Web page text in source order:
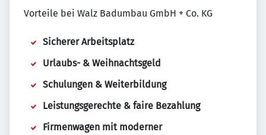
Vorteile bei Walz Badumbau GmbH + Co. KG
Sicherer Arbeitsplatz
Urlaubs- & Weihnachtsgeld
Schulungen & Weiterbildung
Leistungsgerechte & faire Bezahlung
Firmenwagen mit moderner